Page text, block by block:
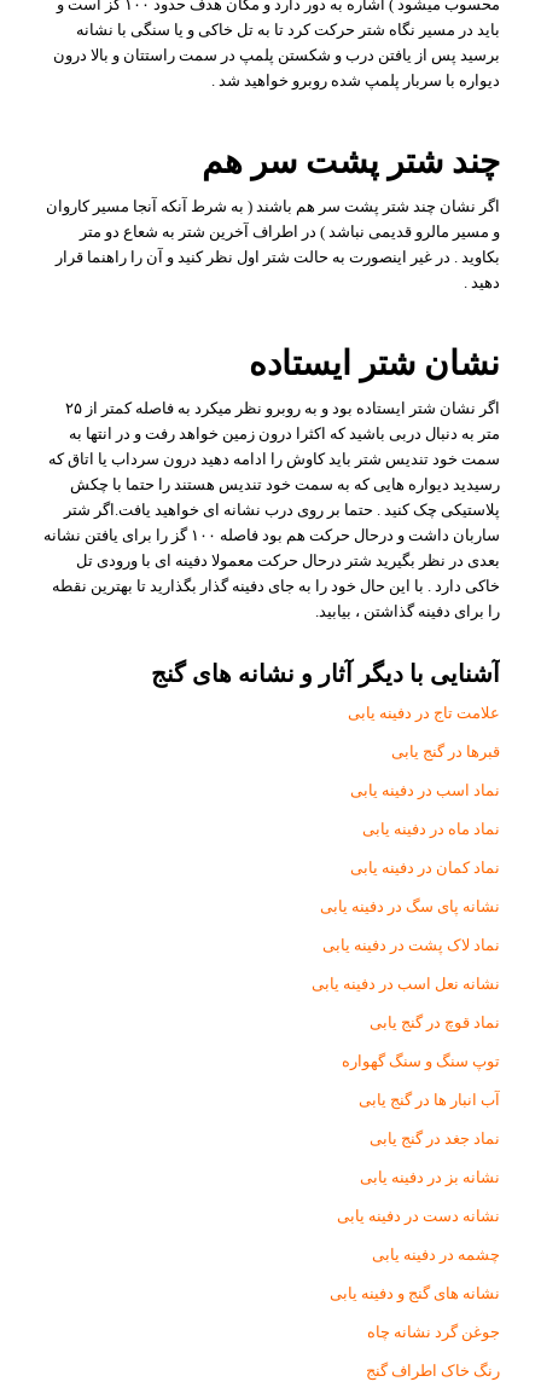
محسوب میشود ) اشاره به دور دارد و مکان هدف حدود ۱۰۰ گز است و
باید در مسیر نگاه شتر حرکت کرد تا به تل خاکی و یا سنگی با نشانه
برسید پس از یافتن درب و شکستن پلمپ در سمت راستتان و بالا درون
دیواره با سربار پلمپ شده روبرو خواهید شد .
چند شتر پشت سر هم
اگر نشان چند شتر پشت سر هم باشند ( به شرط آنکه آنجا مسیر کاروان
و مسیر مالرو قدیمی نباشد ) در اطراف آخرین شتر به شعاع دو متر
بکاوید . در غیر اینصورت به حالت شتر اول نظر کنید و آن را راهنما قرار
دهید .
نشان شتر ایستاده
اگر نشان شتر ایستاده بود و به روبرو نظر میکرد به فاصله کمتر از ۲۵
متر به دنبال دربی باشید که اکثرا درون زمین خواهد رفت و در انتها به
سمت خود تندیس شتر باید کاوش را ادامه دهید درون سرداب یا اتاق که
رسیدید دیواره هایی که به سمت خود تندیس هستند را حتما با چکش
پلاستیکی چک کنید . حتما بر روی درب نشانه ای خواهید یافت.اگر شتر
ساربان داشت و درحال حرکت هم بود فاصله ۱۰۰ گز را برای یافتن نشانه
بعدی در نظر بگیرید شتر درحال حرکت معمولا دفینه ای با ورودی تل
خاکی دارد . با این حال خود را به جای دفینه گذار بگذارید تا بهترین نقطه
را برای دفینه گذاشتن ، بیابید.
آشنایی با دیگر آثار و نشانه های گنج
علامت تاج در دفینه یابی
قبرها در گنج یابی
نماد اسب در دفینه یابی
نماد ماه در دفینه یابی
نماد کمان در دفینه یابی
نشانه پای سگ در دفینه یابی
نماد لاک پشت در دفینه یابی
نشانه نعل اسب در دفینه یابی
نماد قوچ در گنج یابی
توپ سنگ و سنگ گهواره
آب انبار ها در گنج یابی
نماد جغد در گنج یابی
نشانه بز در دفینه یابی
نشانه دست در دفینه یابی
چشمه در دفینه یابی
نشانه های گنج و دفینه یابی
جوغن گرد نشانه چاه
رنگ خاک اطراف گنج